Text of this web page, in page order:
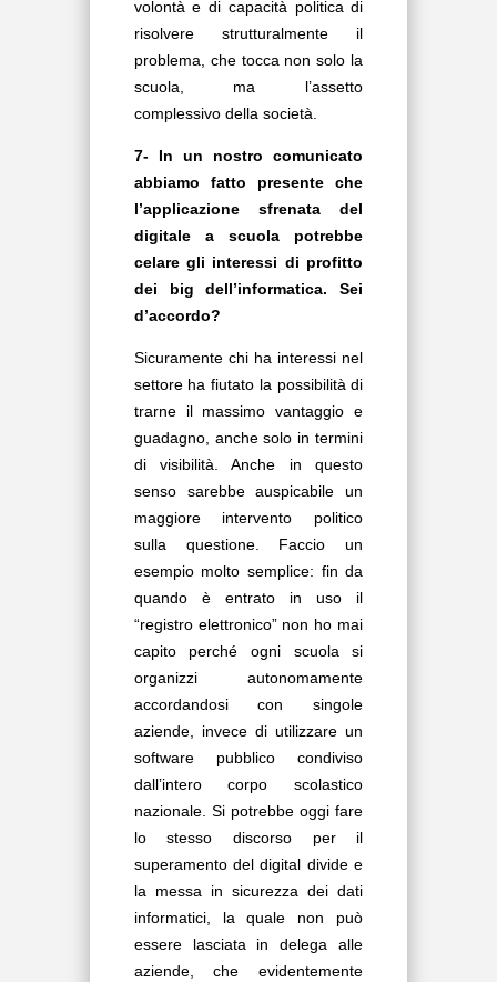
volontà e di capacità politica di
risolvere strutturalmente il
problema, che tocca non solo la
scuola, ma l’assetto
complessivo della società.
7- In un nostro comunicato
abbiamo fatto presente che
l’applicazione sfrenata del
digitale a scuola potrebbe
celare gli interessi di profitto
dei big dell’informatica. Sei
d’accordo?
Sicuramente chi ha interessi nel
settore ha fiutato la possibilità di
trarne il massimo vantaggio e
guadagno, anche solo in termini
di visibilità. Anche in questo
senso sarebbe auspicabile un
maggiore intervento politico
sulla questione. Faccio un
esempio molto semplice: fin da
quando è entrato in uso il
“registro elettronico” non ho mai
capito perché ogni scuola si
organizzi autonomamente
accordandosi con singole
aziende, invece di utilizzare un
software pubblico condiviso
dall’intero corpo scolastico
nazionale. Si potrebbe oggi fare
lo stesso discorso per il
superamento del digital divide e
la messa in sicurezza dei dati
informatici, la quale non può
essere lasciata in delega alle
aziende, che evidentemente